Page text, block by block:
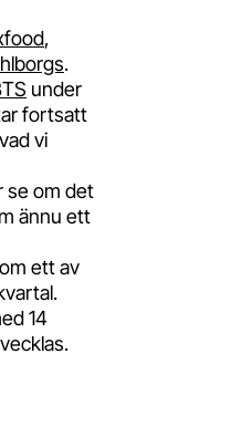
,
.
under
fortsatt
vi
se om det
ännu ett
ett av
14